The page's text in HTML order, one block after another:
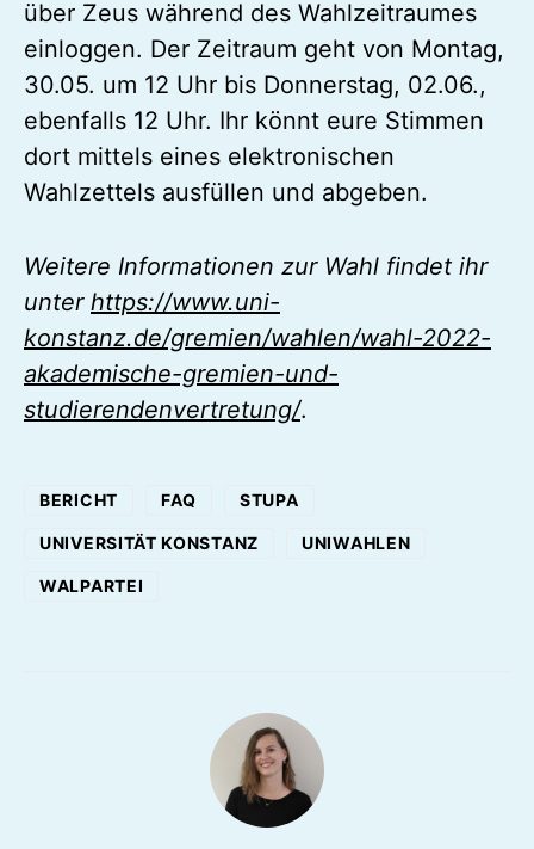
über Zeus während des Wahlzeitraumes
einloggen. Der Zeitraum geht von Montag,
30.05. um 12 Uhr bis Donnerstag, 02.06.,
ebenfalls 12 Uhr. Ihr könnt eure Stimmen
dort mittels eines elektronischen
Wahlzettels ausfüllen und abgeben.
Weitere Informationen zur Wahl findet ihr
unter https://www.uni-
konstanz.de/gremien/wahlen/wahl-2022-
akademische-gremien-und-
studierendenvertretung/.
BERICHT FAQ STUPA
UNIVERSITÄT KONSTANZ UNIWAHLEN
WALPARTEI